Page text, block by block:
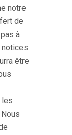
notre
de
à
être
les